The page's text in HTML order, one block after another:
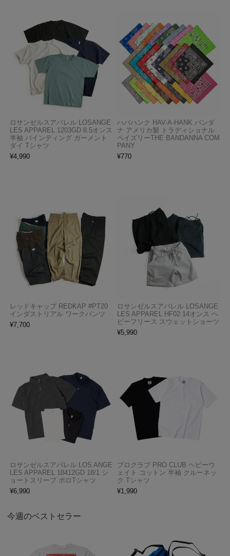
ロサンゼルスアパレル LOSANGE
LES APPAREL 1203GD 8.5オンス
半袖 バインディング ガーメント
ダイ Tシャツ
¥4,990
ハバハンク HAV-A-HANK バンダ
ナ アメリカ製 トラディショナル
ペイズリーTHE BANDANNA COM
PANY
¥770
レッドキャップ REDKAP #PT20
インダストリアル ワークパンツ
¥7,700
ロサンゼルスアパレル LOSANGE
LES APPAREL HF02 14オンス ヘ
ビーフリース スウェットショーツ
¥5,990
ロサンゼルスアパレル LOS ANGE
LES APPAREL 18412GD 18/1 シ
ョートスリーブ ポロTシャツ
¥6,990
プロクラブ PRO CLUB ヘビーウ
ェイト コットン 半袖 クルーネッ
ク Tシャツ
¥1,990
今週のベストセラー